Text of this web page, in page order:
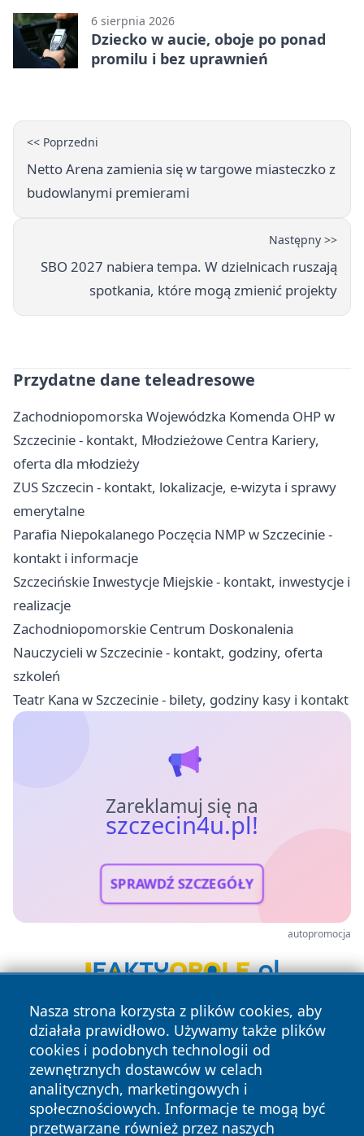
6 sierpnia 2026
Dziecko w aucie, oboje po ponad
promilu i bez uprawnień
<< Poprzedni
Netto Arena zamienia się w targowe miasteczko z
budowlanymi premierami
Następny >>
SBO 2027 nabiera tempa. W dzielnicach ruszają
spotkania, które mogą zmienić projekty
Przydatne dane teleadresowe
Zachodniopomorska Wojewódzka Komenda OHP w
Szczecinie - kontakt, Młodzieżowe Centra Kariery,
oferta dla młodzieży
ZUS Szczecin - kontakt, lokalizacje, e-wizyta i sprawy
emerytalne
Parafia Niepokalanego Poczęcia NMP w Szczecinie -
kontakt i informacje
Szczecińskie Inwestycje Miejskie - kontakt, inwestycje i
realizacje
Zachodniopomorskie Centrum Doskonalenia
Nauczycieli w Szczecinie - kontakt, godziny, oferta
szkoleń
Teatr Kana w Szczecinie - bilety, godziny kasy i kontakt
Zareklamuj się na
szczecin4u.pl!
SPRAWDŹ SZCZEGÓŁY
autopromocja
Nasza strona korzysta z plików cookies, aby
działała prawidłowo. Używamy także plików
cookies i podobnych technologii od
zewnętrznych dostawców w celach
analitycznych, marketingowych i
społecznościowych. Informacje te mogą być
przetwarzane również przez naszych
Copyright © 2026 szczecin4u.pl Wszystkie prawa zastrzeżone.